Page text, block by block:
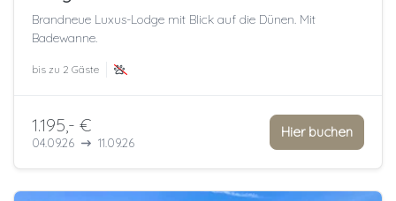
Brandneue Luxus-Lodge mit Blick auf die Dünen. Mit
Badewanne.
bis zu 2 Gäste
1.195,- €
04.09.26 11.09.26
Hier buchen